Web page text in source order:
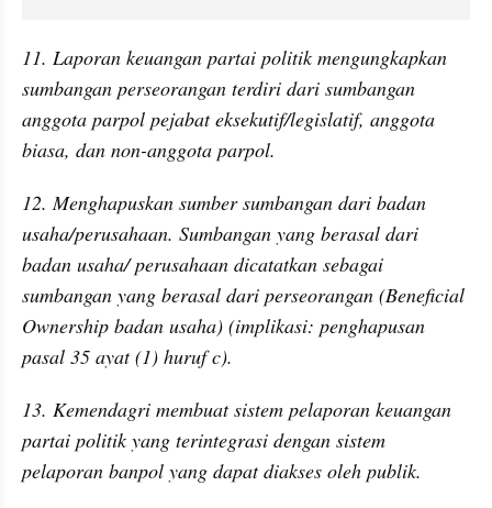
11. Laporan keuangan partai politik mengungkapkan
sumbangan perseorangan terdiri dari sumbangan
anggota parpol pejabat eksekutif/legislatif, anggota
biasa, dan non-anggota parpol.
12. Menghapuskan sumber sumbangan dari badan
usaha/perusahaan. Sumbangan yang berasal dari
badan usaha/ perusahaan dicatatkan sebagai
sumbangan yang berasal dari perseorangan (Beneficial
Ownership badan usaha) (implikasi: penghapusan
pasal 35 ayat (1) huruf c).
13. Kemendagri membuat sistem pelaporan keuangan
partai politik yang terintegrasi dengan sistem
pelaporan banpol yang dapat diakses oleh publik.